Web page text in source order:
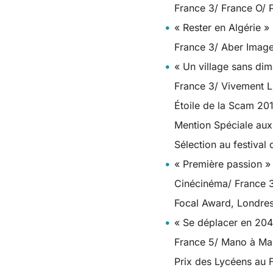
France 3/ France O/
« Rester en Algérie »
France 3/ Aber
« Un village sans
France 3/ Vivement
Étoile de la Scam
Mention Spéciale
Sélection au festival
« Première passion
Cinécinéma/ France
Focal Award,
« Se déplacer en
France 5/ Mano à
Prix des Lycéens au